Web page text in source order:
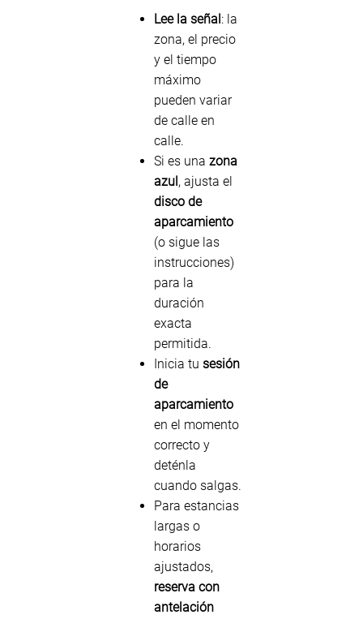
Lee la señal : la
zona, el precio
y el tiempo
máximo
pueden variar
de calle en
calle.
Si es una zona
azul , ajusta el
disco de
aparcamiento
(o sigue las
instrucciones)
para la
duración
exacta
permitida.
Inicia tu sesión
de
aparcamiento
en el momento
correcto y
deténla
cuando salgas.
Para estancias
largas o
horarios
ajustados,
reserva con
antelación